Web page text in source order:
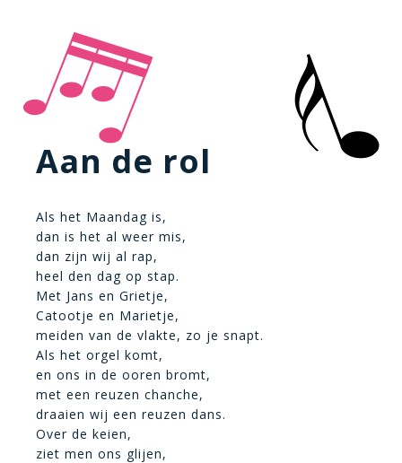
Aan de rol
Als het Maandag is,
dan is het al weer mis,
dan zijn wij al rap,
heel den dag op stap.
Met Jans en Grietje,
Catootje en Marietje,
meiden van de vlakte, zo je snapt.
Als het orgel komt,
en ons in de ooren bromt,
met een reuzen chanche,
draaien wij een reuzen dans.
Over de keien,
ziet men ons glijen,